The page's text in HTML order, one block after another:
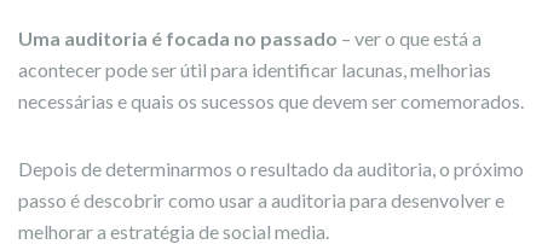
Uma auditoria é focada no passado – ver o que está a
acontecer pode ser útil para identificar lacunas, melhorias
necessárias e quais os sucessos que devem ser comemorados.
Depois de determinarmos o resultado da auditoria, o próximo
passo é descobrir como usar a auditoria para desenvolver e
melhorar a estratégia de social media.